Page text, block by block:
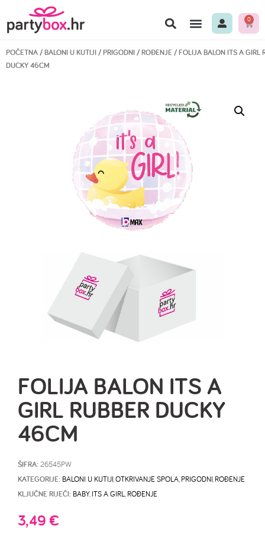
0
POČETNA/BALONI U KUTIJI/PRIGODNI/ROĐENJE/ FOLIJA BALON ITS A GIRL
DUCKY 46CM
FOLIJA BALON ITS A
GIRL RUBBER DUCKY
46CM
ŠIFRA: 26545PW
KATEGORIJE: BALONI U KUTIJI OTKRIVANJE SPOLA PRIGODNI ROĐENJE
KLJUČNE RIJEČI: BABY, ITS A GIRL ROĐENJE
3,49€